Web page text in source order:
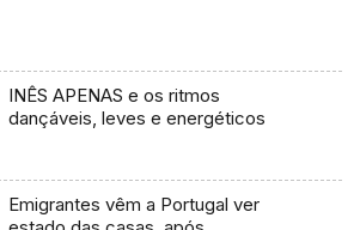
INÊS APENAS e os ritmos
dançáveis, leves e energéticos
Emigrantes vêm a Portugal ver